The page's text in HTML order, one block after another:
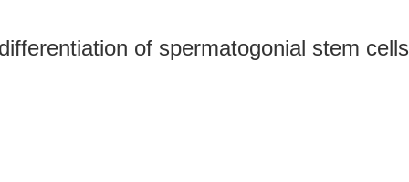
of spermatogonial stem cells